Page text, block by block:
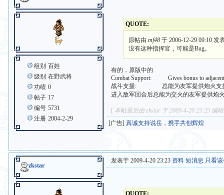
组别 百姓
级别 在野武将
功绩 0
帖子 17
编号 5731
注册 2004-2-29
QUOTE:
原帖由mf48 于 2006-12-29 09:10 发
没有这种指挥官，可能是Bug。
有的，原版中的
Combat Support: Gives bonus to
战斗支援: 总能为友军提供炮火支
进入敌军回合后总能为交火的友军提供炮
[ 本帖最后由 zkstar 于 2009-4-20 23:25 编
[广告]真诚支持说岳，携手共创辉煌
zkstar
发表于 2009-4-20 23:23 资料 短消息 只看
QUOTE: